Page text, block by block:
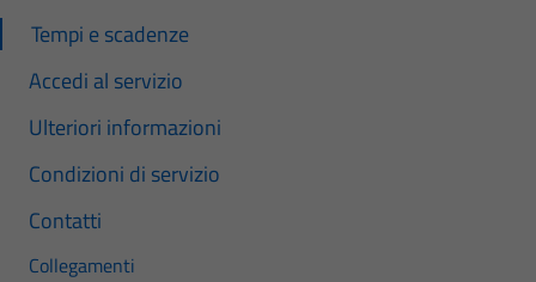
Tempi e scadenze
Accedi al servizio
Ulteriori informazioni
Condizioni di servizio
Contatti
Collegamenti